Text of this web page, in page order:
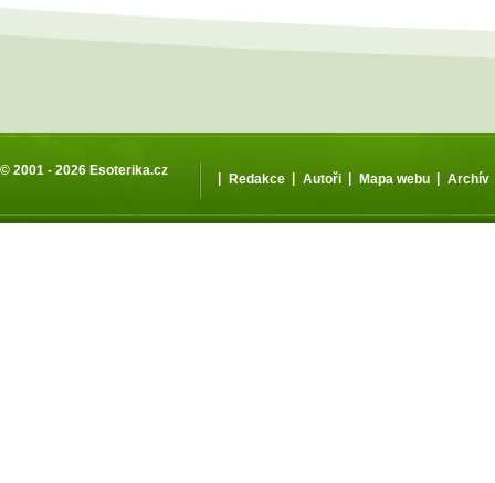
© 2001 - 2026 Esoterika.cz
| Redakce | Autoři | Mapa webu | Archív